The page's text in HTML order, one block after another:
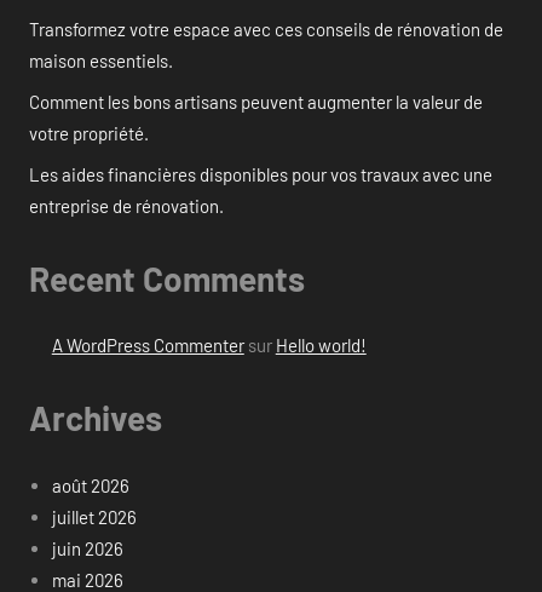
Transformez votre espace avec ces conseils de rénovation de
maison essentiels.
Comment les bons artisans peuvent augmenter la valeur de
votre propriété.
Les aides financières disponibles pour vos travaux avec une
entreprise de rénovation.
Recent Comments
A WordPress Commentersur Hello world!
Archives
août 2026
juillet 2026
juin 2026
mai 2026